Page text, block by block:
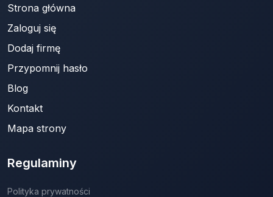
Strona główna
Zaloguj się
Dodaj firmę
Przypomnij hasło
Blog
Kontakt
Mapa strony
Regulaminy
Polityka prywatności